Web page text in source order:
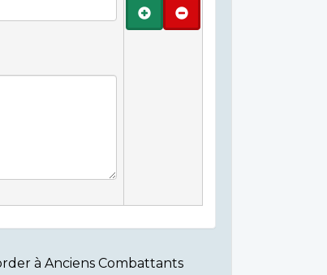
AjouterRetirer
à Anciens Combattants